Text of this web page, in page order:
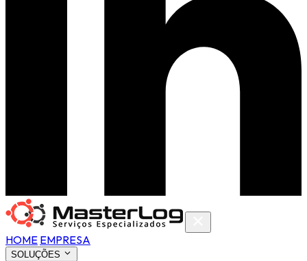
HOME EMPRESA
SOLUÇÕES